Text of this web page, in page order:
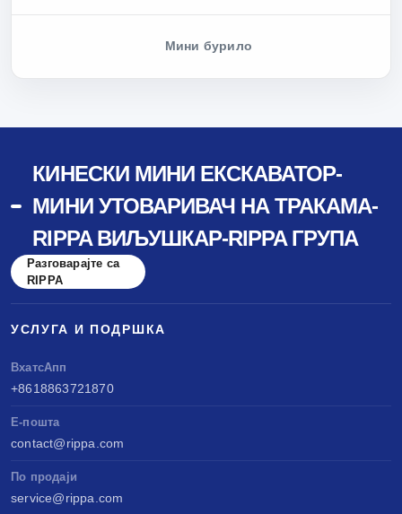
Мини бурило
КИНЕСКИ МИНИ ЕКСКАВАТОР-
МИНИ УТОВАРИВАЧ НА ТРАКАМА-
RIPPA ВИЉУШКАР-RIPPA ГРУПА
Разговарајте са
RIPPA
УСЛУГА И ПОДРШКА
ВхатсАпп
+8618863721870
Е-пошта
contact@rippa.com
По продаји
service@rippa.com